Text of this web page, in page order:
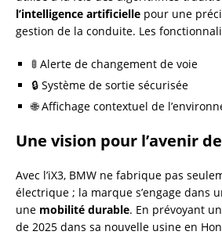
l’intelligence artificielle pour une
gestion de la conduite. Les
🚦 Alerte de changement de voie
🔒 Système de sortie sécurisée
🌐 Affichage contextuel de
Une vision pour l’avenir
Avec l’iX3, BMW ne fabrique pas
électrique ; la marque s’engage dans
une mobilité durable. En prévoyant
de 2025 dans sa nouvelle usine en